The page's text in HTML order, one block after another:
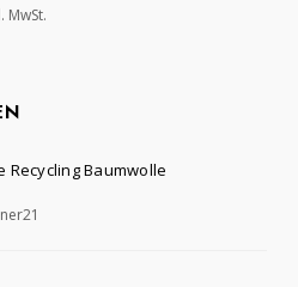
MwSt.
Recycling Baumwolle